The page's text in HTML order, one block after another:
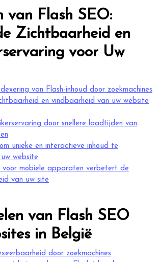
van Flash SEO:
Zichtbaarheid en
voor Uw
van Flash-inhoud door zoekmachines
en vindbaarheid van uw website
door snellere laadtijden van
unieke en interactieve inhoud te
website
voor mobiele apparaten verbetert de
van uw site
van Flash SEO
in België
door zoekmachines